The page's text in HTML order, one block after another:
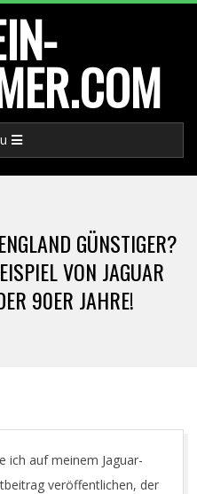
GÜNSTIGER?
VON JAGUAR
90ER JAHRE!
ich auf meinem Jaguar-
veröffentlichen, der